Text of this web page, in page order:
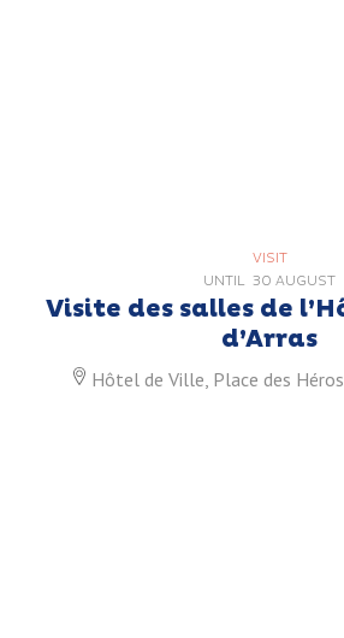
VISIT
UNTIL 30 AUGUST
Visite des salles de
d’Arras
Hôtel de Ville, Place des